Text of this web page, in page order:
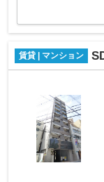
賃貸 | マンション